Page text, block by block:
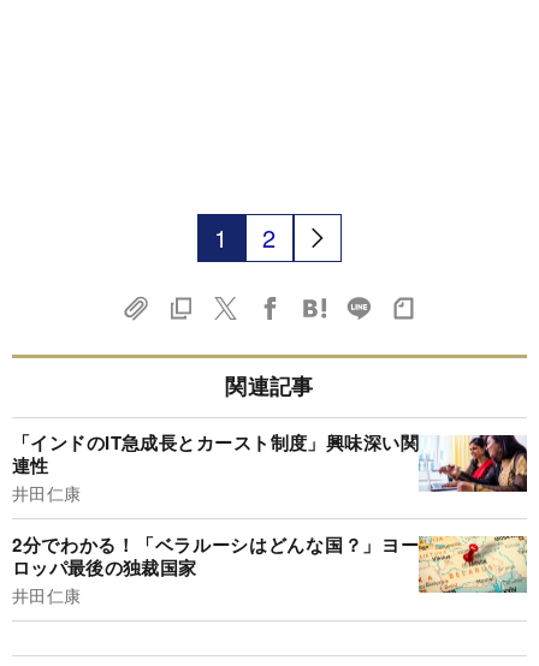
1 2
関連記事
「インドのIT急成長とカースト制度」興味深い関
連性
井田仁康
2分でわかる！「ベラルーシはどんな国？」ヨー
ロッパ最後の独裁国家
井田仁康